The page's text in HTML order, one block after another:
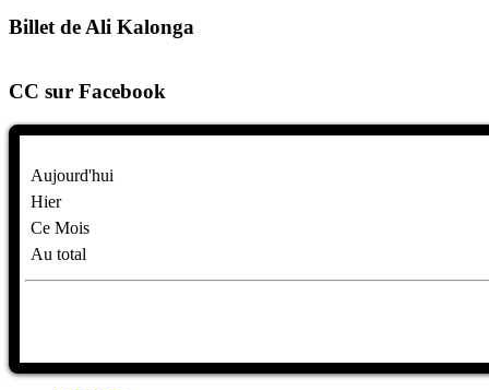
Billet de Ali Kalonga
CC sur Facebook
Aujourd'hui
Hier
Ce Mois
Au total